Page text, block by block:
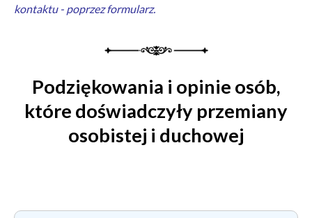
kontaktu - poprzez formularz.
Podziękowania i opinie osób,
które doświadczyły przemiany
osobistej i duchowej